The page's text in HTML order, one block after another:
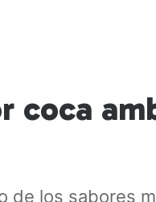
coca
de los sabores